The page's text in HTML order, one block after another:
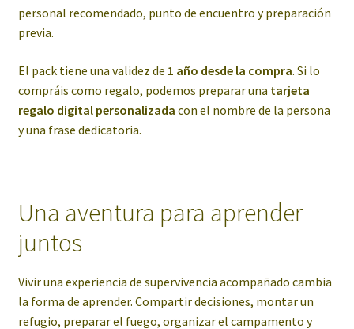
personal recomendado, punto de encuentro y preparación
previa.
El pack tiene una validez de 1 año desde la compra. Si lo
compráis como regalo, podemos preparar una tarjeta
regalo digital personalizada con el nombre de la persona
y una frase dedicatoria.
Una aventura para aprender
juntos
Vivir una experiencia de supervivencia acompañado cambia
la forma de aprender. Compartir decisiones, montar un
refugio, preparar el fuego, organizar el campamento y